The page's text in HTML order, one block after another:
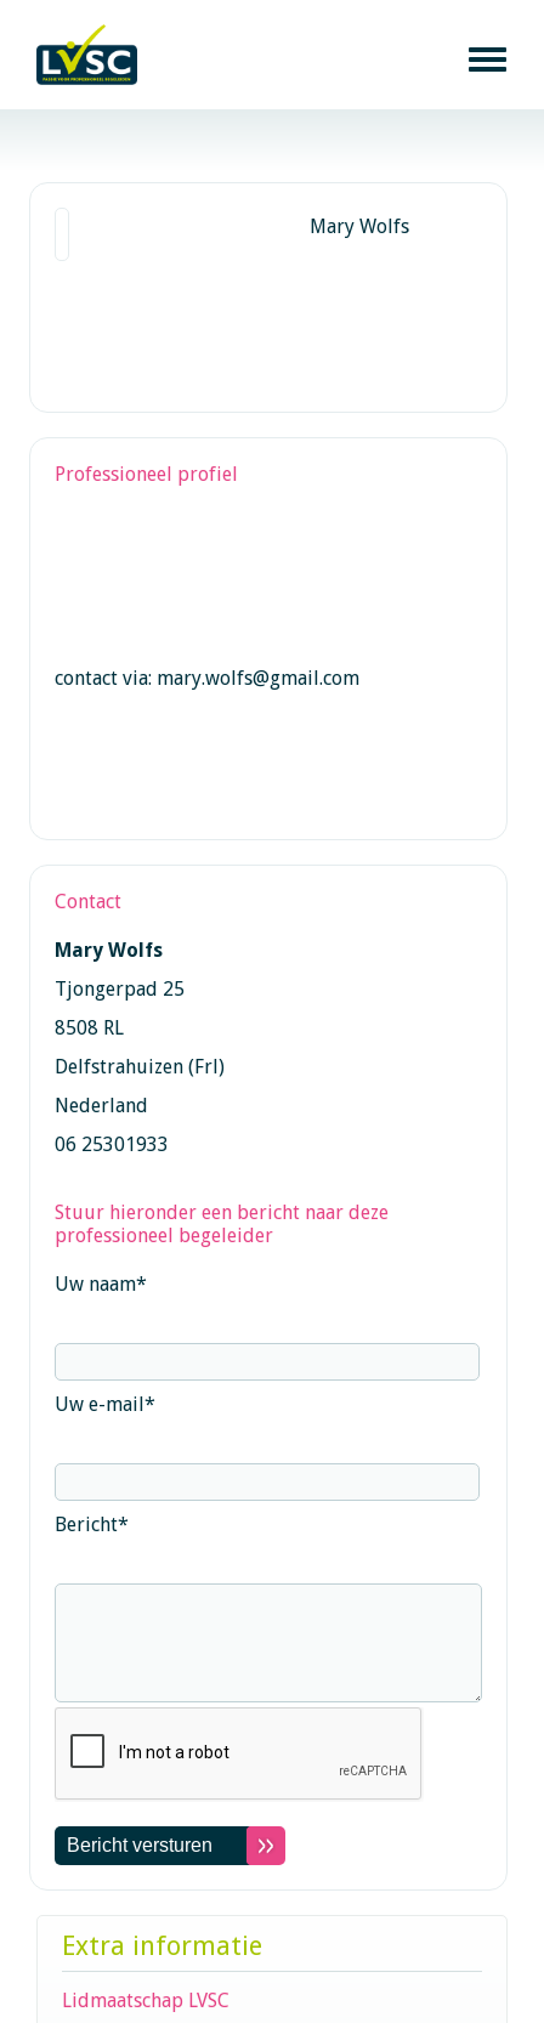
Mary Wolfs
Professioneel profiel
contact via: mary.wolfs@gmail.com
Contact
Mary Wolfs
Tjongerpad 25
8508 RL
Delfstrahuizen (Frl)
Nederland
06 25301933
Stuur hieronder een bericht naar deze
professioneel begeleider
Uw naam*
Uw e-mail*
Bericht*
Extra informatie
Lidmaatschap LVSC